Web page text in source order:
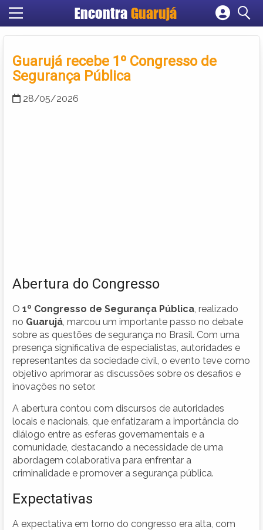
Encontra Guarujá
Cadastrar empresa
Criar conta
Guarujá recebe 1º Congresso de
Segurança Pública
28/05/2026
Abertura do Congresso
O 1º Congresso de Segurança Pública , realizado
no Guarujá , marcou um importante passo no debate
sobre as questões de segurança no Brasil. Com uma
presença significativa de especialistas, autoridades e
representantes da sociedade civil, o evento teve como
objetivo aprimorar as discussões sobre os desafios e
inovações no setor.
A abertura contou com discursos de autoridades
locais e nacionais, que enfatizaram a importância do
diálogo entre as esferas governamentais e a
comunidade, destacando a necessidade de uma
abordagem colaborativa para enfrentar a
criminalidade e promover a segurança pública.
Expectativas
A expectativa em torno do congresso era alta, com